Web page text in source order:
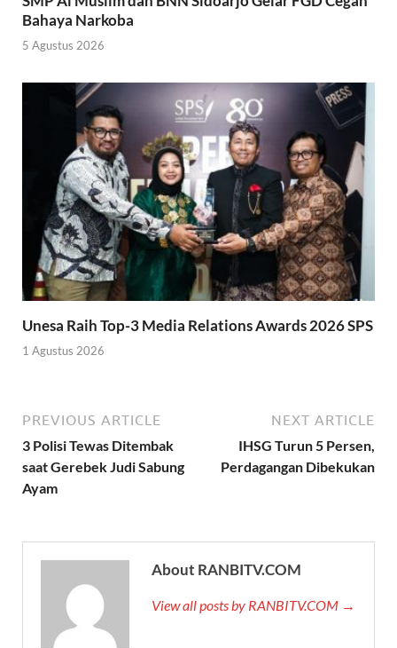
Bahaya Narkoba
5 Agustus 2026
Unesa Raih Top-3 Media Relations Awards 2026 SPS
1 Agustus 2026
PREVIOUS ARTICLE
3 Polisi Tewas Ditembak
saat Gerebek Judi Sabung
Ayam
NEXT ARTICLE
IHSG Turun 5 Persen,
Perdagangan Dibekukan
About RANBITV.COM
View all posts by RANBITV.COM →